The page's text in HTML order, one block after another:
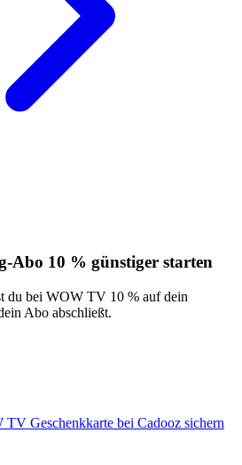
Abo 10 % günstiger starten
du bei WOW TV 10 % auf dein
Abo abschließt.
Geschenkkarte bei Cadooz sichern